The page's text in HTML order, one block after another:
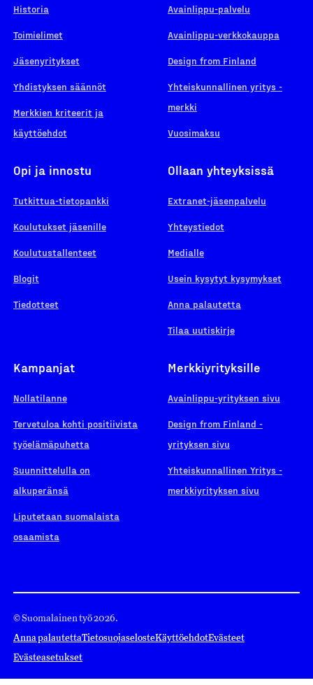
Historia
Toimielimet
Jäsenyritykset
Yhdistyksen säännöt
Merkkien kriteerit ja
käyttöehdot
Avainlippu-palvelu
Avainlippu-verkkokauppa
Design from Finland
Yhteiskunnallinen yritys -
merkki
Vuosimaksu
Opi ja innostu
Tutkittua-tietopankki
Koulutukset jäsenille
Koulutustallenteet
Blogit
Tiedotteet
Ollaan yhteyksissä
Extranet-jäsenpalvelu
Yhteystiedot
Medialle
Usein kysytyt kysymykset
Anna palautetta
Tilaa uutiskirje
Kampanjat
Nollatilanne
Tervetuloa kohti positiivista
työelämäpuhetta
Suunnittelulla on
alkuperänsä
Liputetaan suomalaista
osaamista
Merkkiyrityksille
Avainlippu-yrityksen sivu
Design from Finland -
yrityksen sivu
Yhteiskunnallinen Yritys -
merkkiyrityksen sivu
© Suomalainen työ 2026.
Anna palautettaTietosuojaselosteKäyttöehdotEvästeet
Evästeasetukset